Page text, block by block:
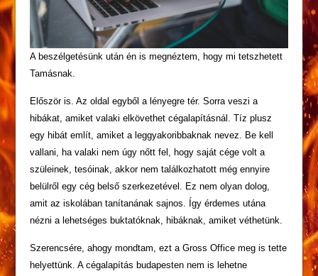
A beszélgetésünk után én is megnéztem, hogy mi tetszhetett
Tamásnak.
Először is. Az oldal egyből a lényegre tér. Sorra veszi a
hibákat, amiket valaki elkövethet cégalapításnál. Tíz plusz
egy hibát említ, amiket a leggyakoribbaknak nevez. Be kell
vallani, ha valaki nem úgy nőtt fel, hogy saját cége volt a
szüleinek, tesóinak, akkor nem találkozhatott még ennyire
belülről egy cég belső szerkezetével. Ez nem olyan dolog,
amit az iskolában tanítanának sajnos. Így érdemes utána
nézni a lehetséges buktatóknak, hibáknak, amiket véthetünk.
Szerencsére, ahogy mondtam, ezt a Gross Office meg is tette
helyettünk. A cégalapítás budapesten nem is lehetne